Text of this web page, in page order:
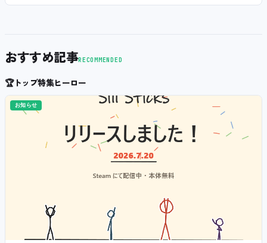
おすすめ記事RECOMMENDED
🏆トップ特集ヒーロー
お知らせ